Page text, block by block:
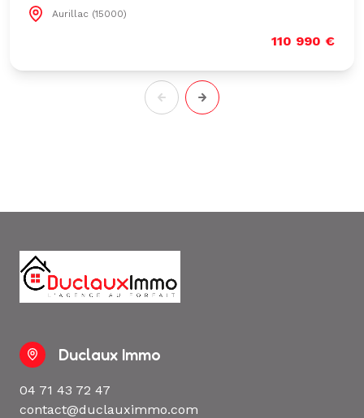
Aurillac (15000)
110 990 €
Duclaux Immo
04 71 43 72 47
contact@duclauximmo.com